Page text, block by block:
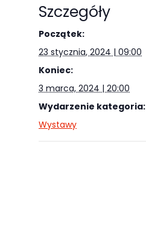
Szczegóły
Początek:
23 stycznia, 2024 | 09:00
Koniec:
3 marca, 2024 | 20:00
Wydarzenie kategoria:
Wystawy
zobaczenie
spersonalizowanych
treści i ofert.